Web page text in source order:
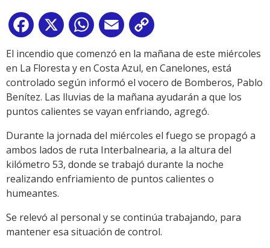
Facebook
X WhatsApp
Email
Link
El incendio que comenzó en la mañana de este miércoles
en La Floresta y en Costa Azul, en Canelones, está
controlado según informó el vocero de Bomberos, Pablo
Benítez. Las lluvias de la mañana ayudarán a que los
puntos calientes se vayan enfriando, agregó.
Durante la jornada del miércoles el fuego se propagó a
ambos lados de ruta Interbalnearia, a la altura del
kilómetro 53, donde se trabajó durante la noche
realizando enfriamiento de puntos calientes o
humeantes.
Se relevó al personal y se continúa trabajando, para
mantener esa situación de control.